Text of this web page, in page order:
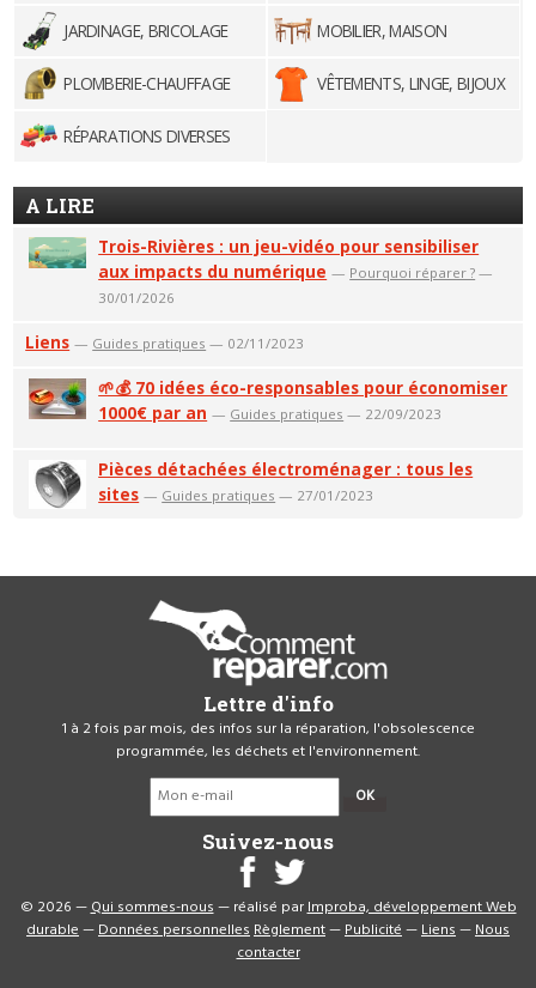
JARDINAGE, BRICOLAGE
MOBILIER, MAISON
PLOMBERIE-CHAUFFAGE VÊTEMENTS, LINGE, BIJOUX
RÉPARATIONS DIVERSES
A LIRE
Trois-Rivières : un jeu-vidéo pour sensibiliser
aux impacts du numérique — Pourquoi réparer ? —
30/01/2026
Liens — Guides pratiques — 02/11/2023
🌱💰 70 idées éco-responsables pour économiser
1000€ par an — Guides pratiques — 22/09/2023
Pièces détachées électroménager : tous les
sites — Guides pratiques — 27/01/2023
Lettre d'info
1 à 2 fois par mois, des infos sur la réparation, l'obsolescence
programmée, les déchets et l'environnement.
OK
Suivez-nous
© 2026 —Qui sommes-nous— réalisé parImproba, développement Web
durable—Données personnellesRèglement—Publicité—Liens—Nous
contacter